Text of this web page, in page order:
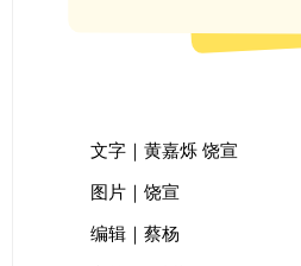
文字｜黄嘉烁 饶宣
图片｜饶宣
编辑｜蔡杨